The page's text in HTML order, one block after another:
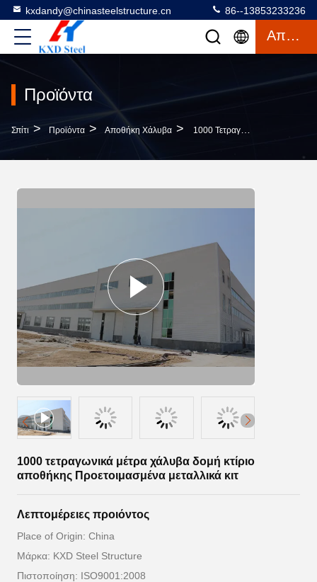
kxdandy@chinasteelstructure.cn 86--13853233236
Απόσπασμα
Προϊόντα
Σπίτι > Προϊόντα > Αποθήκη Χάλυβα > 1000 Τετραγωνικά Μέτρα Χάλυβα Δομή Κτίριο Αποθήκης Προετοιμασμένα Μεταλλικά Κιτ
1000 τετραγωνικά μέτρα χάλυβα δομή κτίριο
αποθήκης Προετοιμασμένα μεταλλικά κιτ
Λεπτομέρειες προιόντος
Place of Origin: China
Μάρκα: KXD Steel Structure
Πιστοποίηση: ISO9001:2008